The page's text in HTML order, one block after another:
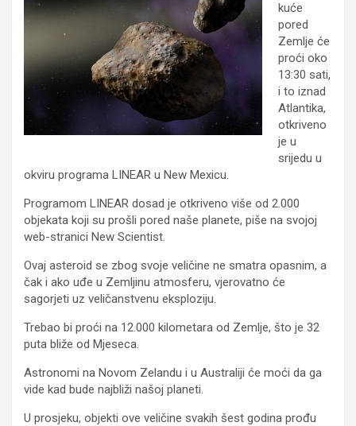
kuće
pored
Zemlje će
proći oko
13:30 sati,
i to iznad
Atlantika,
otkriveno
je u
srijedu u
okviru programa LINEAR u New Mexicu.
Programom LINEAR dosad je otkriveno više od 2.000
objekata koji su prošli pored naše planete, piše na svojoj
web-stranici New Scientist.
Ovaj asteroid se zbog svoje veličine ne smatra opasnim, a
čak i ako uđe u Zemljinu atmosferu, vjerovatno će
sagorjeti uz veličanstvenu eksploziju.
Trebao bi proći na 12.000 kilometara od Zemlje, što je 32
puta bliže od Mjeseca.
Astronomi na Novom Zelandu i u Australiji će moći da ga
vide kad bude najbliži našoj planeti.
U prosjeku, objekti ove veličine svakih šest godina prođu